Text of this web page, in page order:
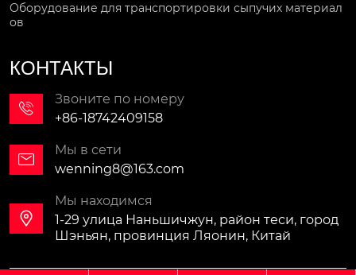
Оборудование для транспортировки сыпучих материал
ов
КОНТАКТЫ

Звоните по номеру
+86-18742409158

Мы в сети
wenning8@163.com

Мы находимся
1-29 улица Наньшичжун, район теси, город
Шэньян, провинция Ляонин, Китай